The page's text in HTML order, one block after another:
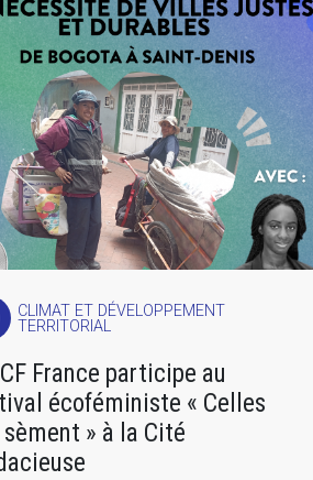
CLIMAT ET DÉVELOPPEMENT
TERRITORIAL
France participe au
écoféministe « Celles
» à la Cité